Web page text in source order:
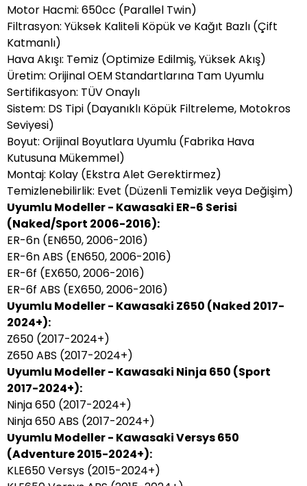
Motor Hacmi: 650cc (Parallel Twin)
Filtrasyon: Yüksek Kaliteli Köpük ve Kağıt Bazlı (Çift
Katmanlı)
Hava Akışı: Temiz (Optimize Edilmiş, Yüksek Akış)
Üretim: Orijinal OEM Standartlarına Tam Uyumlu
Sertifikasyon: TÜV Onaylı
Sistem: DS Tipi (Dayanıklı Köpük Filtreleme, Motokros
Seviyesi)
Boyut: Orijinal Boyutlara Uyumlu (Fabrika Hava
Kutusuna Mükemmel)
Montaj: Kolay (Ekstra Alet Gerektirmez)
Temizlenebilirlik: Evet (Düzenli Temizlik veya Değişim)
Uyumlu Modeller - Kawasaki ER-6 Serisi
(Naked/Sport 2006-2016):
ER-6n (EN650, 2006-2016)
ER-6n ABS (EN650, 2006-2016)
ER-6f (EX650, 2006-2016)
ER-6f ABS (EX650, 2006-2016)
Uyumlu Modeller - Kawasaki Z650 (Naked 2017-
2024+):
Z650 (2017-2024+)
Z650 ABS (2017-2024+)
Uyumlu Modeller - Kawasaki Ninja 650 (Sport
2017-2024+):
Ninja 650 (2017-2024+)
Ninja 650 ABS (2017-2024+)
Uyumlu Modeller - Kawasaki Versys 650
(Adventure 2015-2024+):
KLE650 Versys (2015-2024+)